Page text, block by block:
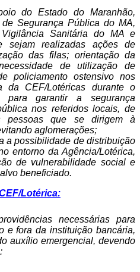
do Estado do Maranhão,
Segurança Pública do MA,
Sanitária do MA e
sejam realizadas ações de
das filas; orientação da
de utilização de
policiamento ostensivo nos
da CEF/Lotéricas durante o
para garantir a segurança
nos referidos locais, de
pessoas que se dirigem à
aglomerações;
a possibilidade de distribuição
entorno da Agência/Lotérica,
de vulnerabilidade social e
beneficiado.
Lotérica:
necessárias para
e fora da instituição bancária,
auxílio emergencial, devendo